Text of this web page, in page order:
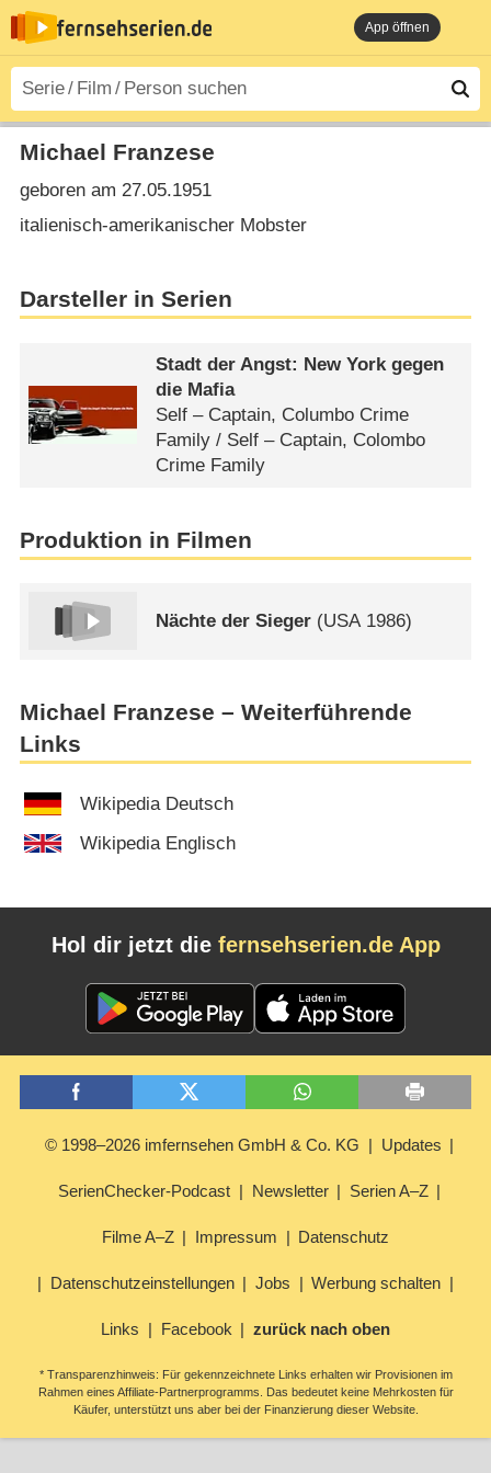
App öffnen
Michael Franzese
geboren am 27.05.1951
italienisch-amerikanischer Mobster
Darsteller in Serien
Stadt der Angst: New York gegen
die Mafia
Self – Captain, Columbo Crime
Family /​ Self – Captain, Colombo
Crime Family
Produktion in Filmen
Nächte der Sieger (USA1986)
Michael Franzese – Weiterführende
Links
Wikipedia Deutsch
Wikipedia Englisch
Hol dir jetzt die fernsehserien.de App
© 1998–2026 imfernsehen GmbH & Co. KG Updates
SerienChecker-Podcast Newsletter Serien A–Z
Filme A–Z Impressum Datenschutz
Datenschutzeinstellungen Jobs Werbung schalten
Links Facebook zurück nach oben
* Transparenzhinweis: Für gekennzeichnete Links erhalten wir Provisionen im
Rahmen eines Affiliate-Partnerprogramms. Das bedeutet keine Mehrkosten für
Käufer, unterstützt uns aber bei der Finanzierung dieser Website.